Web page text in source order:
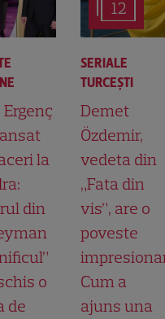
la
din
o
de
12
SERIALE
TURCEŞTI
Demet
Özdemir,
vedeta din
„Fata din
vis”, are o
poveste
Cum a
ajuns una